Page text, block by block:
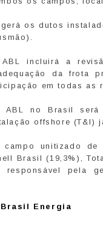
os dutos
incluirá a
da frota
em todas as
ABL no Brasil será
offshore (T&I)
unitizado de
Brasil (19,3%),
responsável pela
Energia